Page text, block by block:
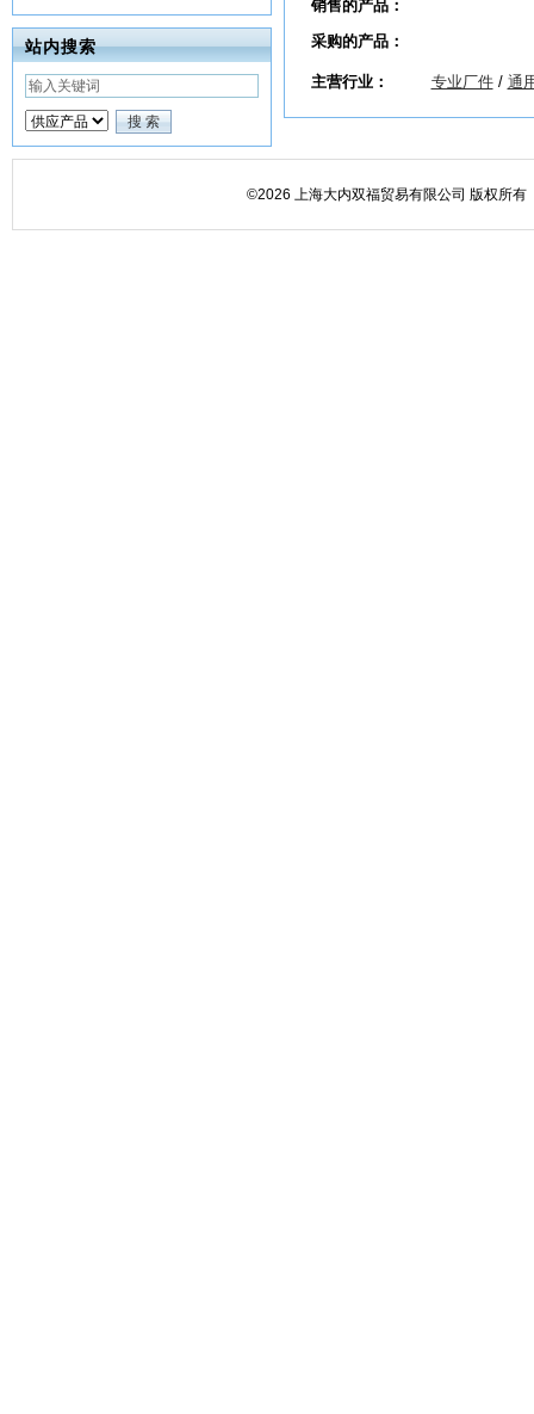
站内搜索
销售的产品：
采购的产品：
主营行业： 专业厂件/ 通
©2026 上海大内双福贸易有限公司 版权所